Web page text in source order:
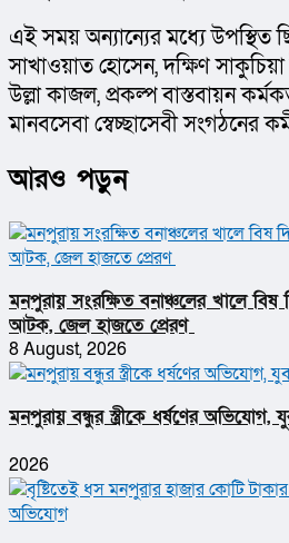
এই সময় অন্যান্যের মধ্যে উপস্থিত
সাখাওয়াত হোসেন, দক্ষিণ
উল্লা কাজল, প্রকল্প বাস্তবায়ন
মানবসেবা স্বেচ্ছাসেবী সংগঠনের
আরও পড়ুন
মনপুরায় সংরক্ষিত বনাঞ্চলের খালে
আটক, জেল হাজতে প্রেরণ
8 August, 2026
মনপুরায় বন্ধুর স্ত্রীকে ধর্ষণের অভিযোগ,
2026